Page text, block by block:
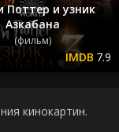
Поттер и узник
Азкабана
(фильм)
7.9
кинокартин.